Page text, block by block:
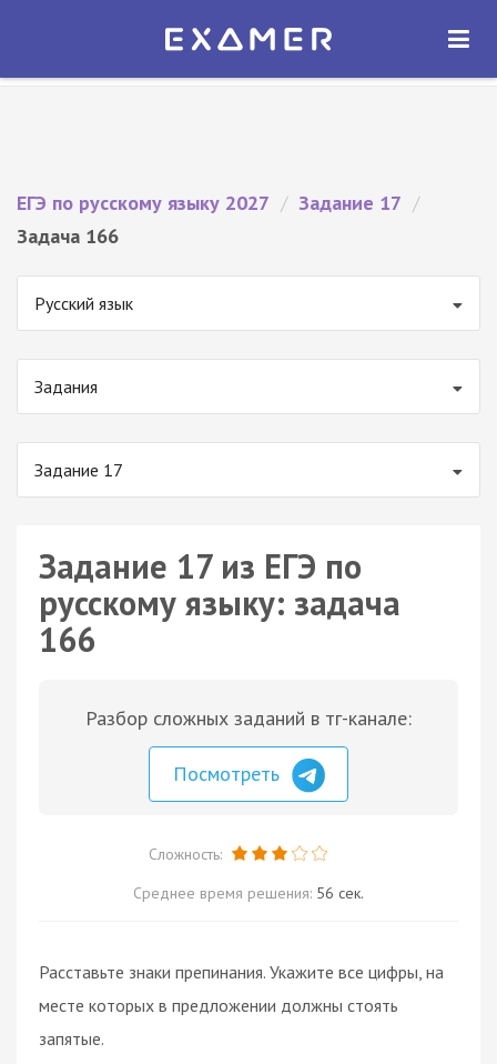
Экзамер — ЕГЭ 2027
ОТКРЫТЬ
ЕГЭ по русскому языку 2027 / Задание 17 /
Задача 166
Русский язык
Задания
Задание 17
Задание 17 из ЕГЭ по
русскому языку: задача
166
Разбор сложных заданий в тг-канале:
Посмотреть
Сложность:
Среднее время решения: 56 сек.
Расставьте знаки препинания. Укажите все цифры, на
месте которых в предложении должны стоять
запятые.